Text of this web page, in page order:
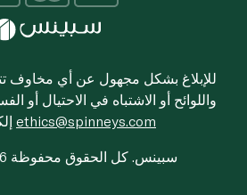
للإبلاغ بشكل مجهول عن أي مخاوف
واللوائح أو الاشتباه في الاحتيال أو
ethics@spinneys.com
© 2020-2026 سبينس. كل الحقوق محفوظة